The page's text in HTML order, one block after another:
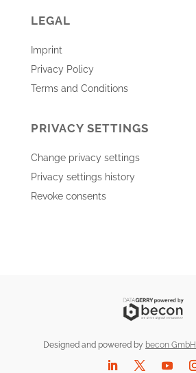
LEGAL
Imprint
Privacy Policy
Terms and Conditions
PRIVACY SETTINGS
Change privacy settings
Privacy settings history
Revoke consents
Designed and powered by becon GmbH